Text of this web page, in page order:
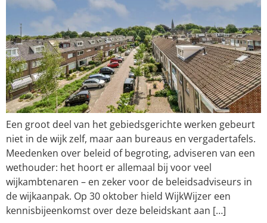
Een groot deel van het gebiedsgerichte werken gebeurt
niet in de wijk zelf, maar aan bureaus en vergadertafels.
Meedenken over beleid of begroting, adviseren van een
wethouder: het hoort er allemaal bij voor veel
wijkambtenaren – en zeker voor de beleidsadviseurs in
de wijkaanpak. Op 30 oktober hield WijkWijzer een
kennisbijeenkomst over deze beleidskant aan […]